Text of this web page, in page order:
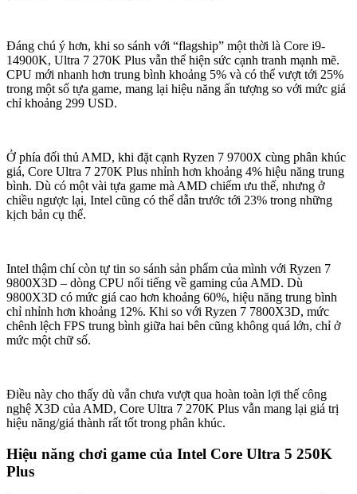
Đáng chú ý hơn, khi so sánh với “flagship” một thời là Core i9-
14900K, Ultra 7 270K Plus vẫn thể hiện sức cạnh tranh mạnh mẽ.
CPU mới nhanh hơn trung bình khoảng 5% và có thể vượt tới 25%
trong một số tựa game, mang lại hiệu năng ấn tượng so với mức giá
chỉ khoảng 299 USD.
Ở phía đối thủ AMD, khi đặt cạnh Ryzen 7 9700X cùng phân khúc
giá, Core Ultra 7 270K Plus nhỉnh hơn khoảng 4% hiệu năng trung
bình. Dù có một vài tựa game mà AMD chiếm ưu thế, nhưng ở
chiều ngược lại, Intel cũng có thể dẫn trước tới 23% trong những
kịch bản cụ thể.
Intel thậm chí còn tự tin so sánh sản phẩm của mình với Ryzen 7
9800X3D – dòng CPU nổi tiếng về gaming của AMD. Dù
9800X3D có mức giá cao hơn khoảng 60%, hiệu năng trung bình
chỉ nhỉnh hơn khoảng 12%. Khi so với Ryzen 7 7800X3D, mức
chênh lệch FPS trung bình giữa hai bên cũng không quá lớn, chỉ ở
mức một chữ số.
Điều này cho thấy dù vẫn chưa vượt qua hoàn toàn lợi thế công
nghệ X3D của AMD, Core Ultra 7 270K Plus vẫn mang lại giá trị
hiệu năng/giá thành rất tốt trong phân khúc.
Hiệu năng chơi game của Intel Core Ultra 5 250K
Plus